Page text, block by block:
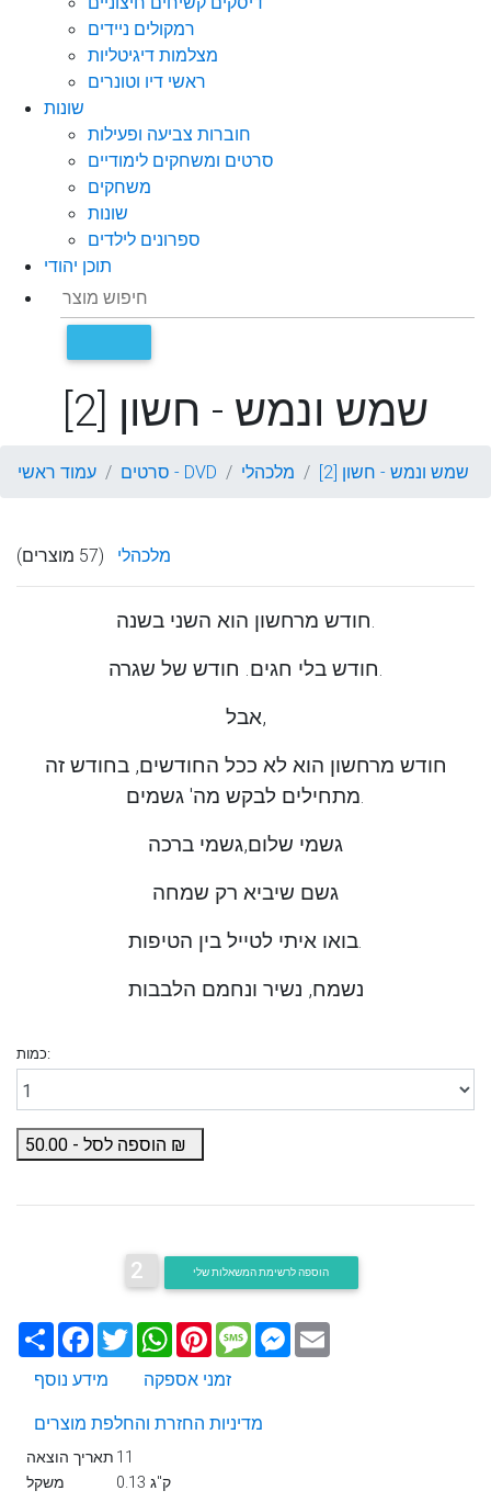
רמקולים ניידים
מצלמות דיגיטליות
ראשי דיו וטונרים
שונות
חוברות צביעה ופעילות
סרטים ומשחקים לימודיים
משחקים
שונות
ספרונים לילדים
תוכן יהודי
שמש ונמש - חשון [2]
עמוד ראשי סרטים - DVD מלכהלי שמש ונמש - חשון [2]
מלכהלי (57 מוצרים)
חודש מרחשון הוא השני בשנה.
חודש בלי חגים. חודש של שגרה.
אבל,
חודש מרחשון הוא לא ככל החודשים, בחודש זה
מתחילים לבקש מה' גשמים.
גשמי שלום,גשמי ברכה
גשם שיביא רק שמחה
בואו איתי לטייל בין הטיפות.
נשמח, נשיר ונחמם הלבבות
כמות:
הוספה לסל - 50.00
2 הוספה לרשימת המשאלות שלי
שתף Facebook
TwitterWhatsApp
PinterestMessageMessenger
מידע נוסף
זמני אספקה
מדיניות החזרת והחלפת מוצרים
תאריך הוצאה 11
משקל
0.13 ק"ג